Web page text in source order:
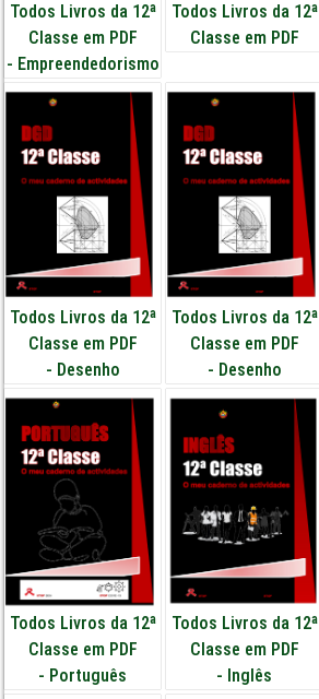
Todos Livros da 12ª
Classe em PDF
- Empreendedorismo
Todos Livros da 12ª
Classe em PDF
Todos Livros da 12ª
Classe em PDF
- Desenho
Todos Livros da 12ª
Classe em PDF
- Desenho
Todos Livros da 12ª
Classe em PDF
- Português
Todos Livros da 12ª
Classe em PDF
- Inglês